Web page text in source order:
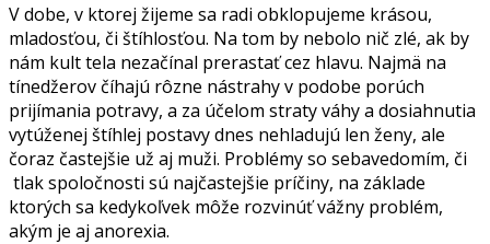
V dobe, v ktorej žijeme sa radi obklopujeme krásou,
mladosťou, či štíhlosťou. Na tom by nebolo nič zlé, ak by
nám kult tela nezačínal prerastať cez hlavu. Najmä na
tínedžerov číhajú rôzne nástrahy v podobe porúch
prijímania potravy, a za účelom straty váhy a dosiahnutia
vytúženej štíhlej postavy dnes nehladujú len ženy, ale
čoraz častejšie už aj muži. Problémy so sebavedomím, či
tlak spoločnosti sú najčastejšie príčiny, na základe
ktorých sa kedykoľvek môže rozvinúť vážny problém,
akým je aj anorexia.